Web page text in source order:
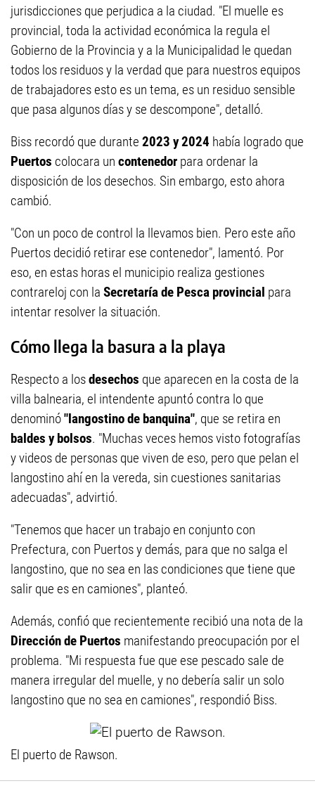
jurisdicciones que perjudica a la ciudad. "El muelle es
provincial, toda la actividad económica la regula el
Gobierno de la Provincia y a la Municipalidad le quedan
todos los residuos y la verdad que para nuestros equipos
de trabajadores esto es un tema, es un residuo sensible
que pasa algunos días y se descompone", detalló.
Biss recordó que durante 2023 y 2024 había logrado que
Puertos colocara un contenedor para ordenar la
disposición de los desechos. Sin embargo, esto ahora
cambió.
"Con un poco de control la llevamos bien. Pero este año
Puertos decidió retirar ese contenedor", lamentó. Por
eso, en estas horas el municipio realiza gestiones
contrareloj con la Secretaría de Pesca provincial para
intentar resolver la situación.
Cómo llega la basura a la playa
Respecto a losdesechos que aparecen en la costa de la
villa balnearia, el intendente apuntó contra lo que
denominó"langostino de banquina", que se retira en
baldes y bolsos. "Muchas veces hemos visto fotografías
y videos de personas que viven de eso, pero que pelan el
langostino ahí en la vereda, sin cuestiones sanitarias
adecuadas", advirtió.
"Tenemos que hacer un trabajo en conjunto con
Prefectura, con Puertos y demás, para que no salga el
langostino, que no sea en las condiciones que tiene que
salir que es en camiones", planteó.
Además, confió que recientemente recibió una nota de la
Dirección de Puertos manifestando preocupación por el
problema. "Mi respuesta fue que ese pescado sale de
manera irregular del muelle, y no debería salir un solo
langostino que no sea en camiones", respondió Biss.
El puerto de Rawson.